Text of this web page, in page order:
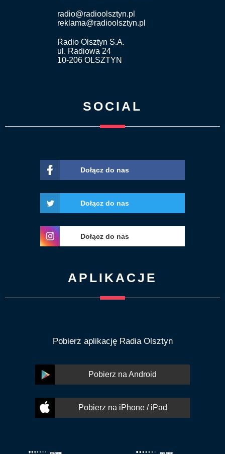
radio@radioolsztyn.pl
reklama@radioolsztyn.pl
Radio Olsztyn S.A.
ul. Radiowa 24
10-206 OLSZTYN
SOCIAL
Dołącz do nas
Dołącz do nas
Dołącz do nas
APLIKACJE
Pobierz aplikację Radia Olsztyn
Pobierz na Android
Pobierz na iPhone / iPad